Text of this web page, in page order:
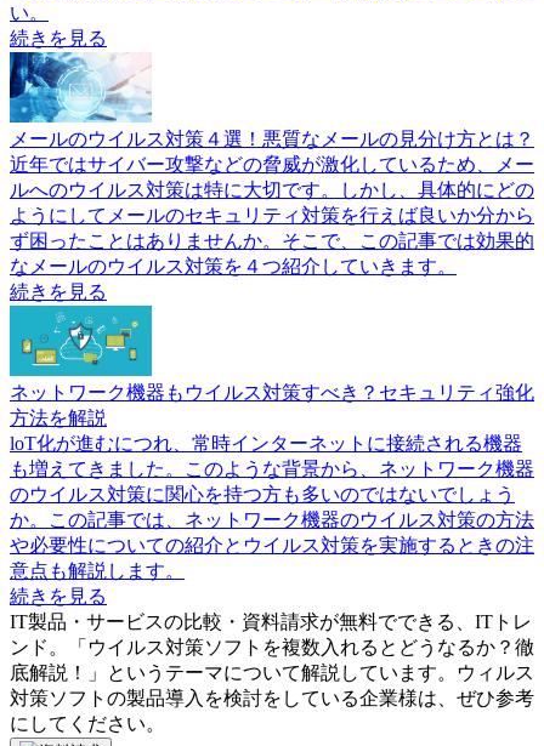
い。
続きを見る
メールのウイルス対策４選！悪質なメールの見分け方とは？
近年ではサイバー攻撃などの脅威が激化しているため、メー
ルへのウイルス対策は特に大切です。しかし、具体的にどの
ようにしてメールのセキュリティ対策を行えば良いか分から
ず困ったことはありませんか。そこで、この記事では効果的
なメールのウイルス対策を４つ紹介していきます。
続きを見る
ネットワーク機器もウイルス対策すべき？セキュリティ強化
方法を解説
loT化が進むにつれ、常時インターネットに接続される機器
も増えてきました。このような背景から、ネットワーク機器
のウイルス対策に関心を持つ方も多いのではないでしょう
か。この記事では、ネットワーク機器のウイルス対策の方法
や必要性についての紹介とウイルス対策を実施するときの注
意点も解説します。
続きを見る
IT製品・サービスの比較・資料請求が無料でできる、ITトレ
ンド。「 ウイルス対策ソフトを複数入れるとどうなるか？徹
底解説！
」というテーマについて解説しています。
ウィルス
対策ソフト の製品導入を検討をしている企業様は、ぜひ参考
にしてください。